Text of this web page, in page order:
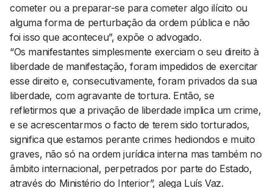
cometer ou a preparar-se para cometer algo ilícito ou
alguma forma de perturbação da ordem pública e não
foi isso que aconteceu”, expõe o advogado.
“Os manifestantes simplesmente exerciam o seu direito à
liberdade de manifestação, foram impedidos de exercitar
esse direito e, consecutivamente, foram privados da sua
liberdade, com agravante de tortura. Então, se
refletirmos que a privação de liberdade implica um crime,
e se acrescentarmos o facto de terem sido torturados,
significa que estamos perante crimes hediondos e muito
graves, não só na ordem jurídica interna mas também no
âmbito internacional, perpetrados por parte do Estado,
através do Ministério do Interior”, alega Luís Vaz.